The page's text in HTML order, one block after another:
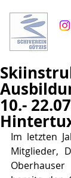
10.-
Im letzten
Mitglieder,